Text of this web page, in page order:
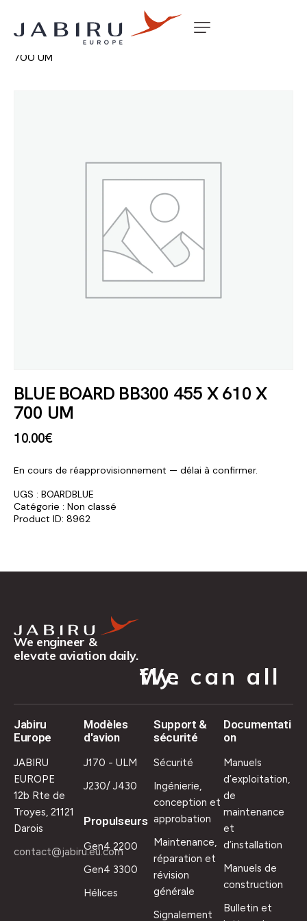
Accueil Non classé
700 UM
BLUE BOARD BB300 455 X 610 X
700 UM
10.00€
En cours de réapprovisionnement — délai à confirmer.
UGS : BOARDBLUE
Catégorie : Non classé
Product ID: 8962
We engineer &
elevate aviation daily.
We can all fly.
Jabiru
Europe
JABIRU
EUROPE
12b Rte de
Troyes, 21121
Darois
contact@jabiru.eu.com
Modèles
d'avion
J170 - ULM
J230/ J430
Propulseurs
Gen4 2200
Gen4 3300
Hélices
Support &
sécurité
Sécurité
Ingénierie,
conception et
approbation
Maintenance,
réparation et
révision
générale
Signalement
Documentati
on
Manuels
d’exploitation,
de
maintenance
et
d’installation
Manuels de
construction
Bulletin et